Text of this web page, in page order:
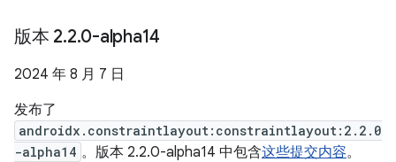
版本 2.2.0-alpha14
2024 年 8 月 7 日
发布了
androidx.constraintlayout:constraintlayout:2.2.0
-alpha14 。版本 2.2.0-alpha14 中包含这些提交内容。